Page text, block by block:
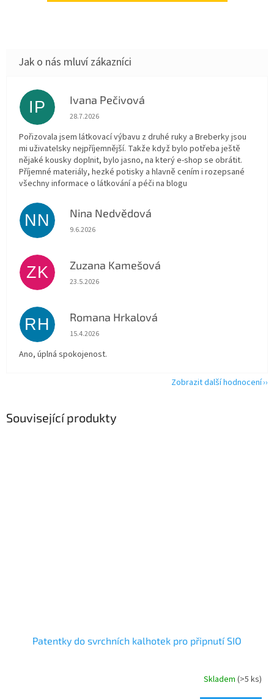
Související produkty
Patentky do svrchních kalhotek pro připnutí SIO
Skladem (>5 ks)
IP Ivana Pečivová
Hodnocení obchodu je 5 z 5 hvězdiček.
28.7.2026
Pořizovala jsem látkovací výbavu z druhé ruky a Breberky jsou
mi uživatelsky nejpříjemnější. Takže když bylo potřeba ještě
nějaké kousky doplnit, bylo jasno, na který e-shop se obrátit.
Příjemné materiály, hezké potisky a hlavně cením i rozepsané
všechny informace o látkování a péči na blogu
NN Nina Nedvědová
Hodnocení obchodu je 5 z 5 hvězdiček.
9.6.2026
ZK Zuzana Kamešová
Hodnocení obchodu je 5 z 5 hvězdiček.
23.5.2026
RH Romana Hrkalová
Hodnocení obchodu je 5 z 5 hvězdiček.
15.4.2026
Ano, úplná spokojenost.
Zobrazit další hodnocení